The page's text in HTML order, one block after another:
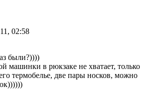
02:58
были?))))
машинки в рюкзаке не хватает, только
термобелье, две пары носков, можно